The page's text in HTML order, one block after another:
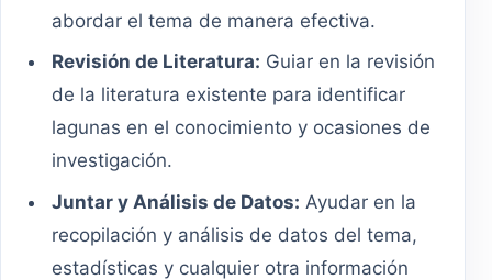
abordar el tema de manera efectiva.
Revisión de Literatura: Guiar en la revisión
de la literatura existente para identificar
lagunas en el conocimiento y ocasiones de
investigación.
Juntar y Análisis de Datos: Ayudar en la
recopilación y análisis de datos del tema,
estadísticas y cualquier otra información